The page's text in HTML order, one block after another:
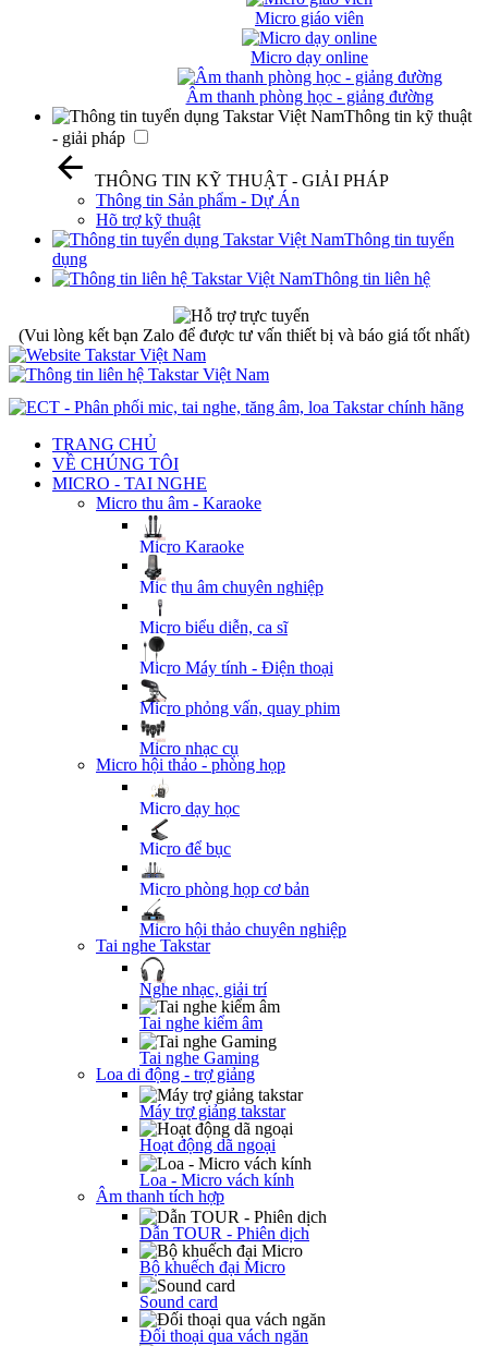
Micro giáo viên
Micro dạy online
Âm thanh phòng học - giảng đường
Thông tin kỹ thuật
- giải pháp
THÔNG TIN KỸ THUẬT - GIẢI PHÁP
Thông tin Sản phẩm - Dự Án
Hõ trợ kỹ thuật
Thông tin tuyển
dụng
Thông tin liên hệ
(Vui lòng kết bạn Zalo để được tư vấn thiết bị và báo giá tốt nhất)
TRANG CHỦ
VỀ CHÚNG TÔI
MICRO - TAI NGHE
Micro thu âm - Karaoke
Micro Karaoke
Mic thu âm chuyên nghiệp
Micro biểu diễn, ca sĩ
Micro Máy tính - Điện thoại
Micro phỏng vấn, quay phim
Micro nhạc cụ
Micro hội thảo - phòng họp
Micro dạy học
Micro để bục
Micro phòng họp cơ bản
Micro hội thảo chuyên nghiệp
Tai nghe Takstar
Nghe nhạc, giải trí
Tai nghe kiểm âm
Tai nghe Gaming
Loa di động - trợ giảng
Máy trợ giảng takstar
Hoạt động dã ngoại
Loa - Micro vách kính
Âm thanh tích hợp
Dẫn TOUR - Phiên dịch
Bộ khuếch đại Micro
Sound card
Đối thoại qua vách ngăn